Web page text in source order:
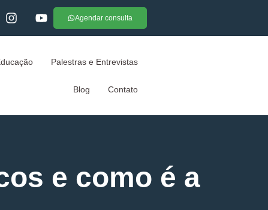
Agendar consulta
Palestras e Entrevistas
Blog Contato
e como é a